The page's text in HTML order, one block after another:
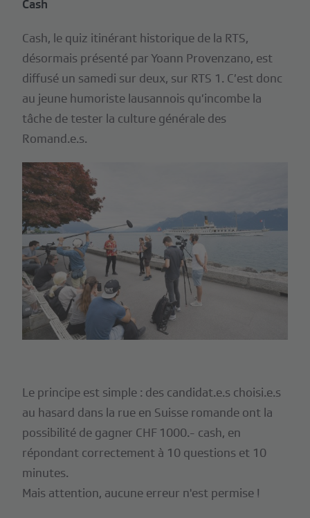
Cash
Cash, le quiz itinérant historique de la RTS,
désormais présenté par Yoann Provenzano, est
diffusé un samedi sur deux, sur RTS 1. C’est donc
au jeune humoriste lausannois qu’incombe la
tâche de tester la culture générale des
Romand.e.s.
Le principe est simple : des candidat.e.s choisi.e.s
au hasard dans la rue en Suisse romande ont la
possibilité de gagner CHF 1000.- cash, en
répondant correctement à 10 questions et 10
minutes.
Mais attention, aucune erreur n'est permise !